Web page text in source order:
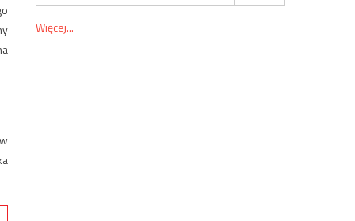
Więcej...